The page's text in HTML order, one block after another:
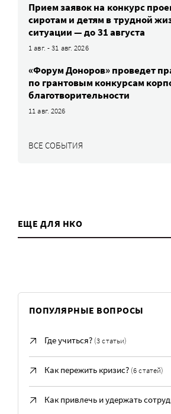
Прием заявок на конкурс
сиротам и детям в трудной
ситуации — до 31 августа
1 авг. - 31 авг. 2026
«Форум Доноров» проведет
по грантовым конкурсам
благотворительности
11 авг. 2026
ВСЕ СОБЫТИЯ
ЕЩЕ ДЛЯ НКО
ПОПУЛЯРНЫЕ ВОПРОСЫ
Где учиться? (3 статьи)
Как пережить кризис? (6 статей)
Как привлечь и удержать